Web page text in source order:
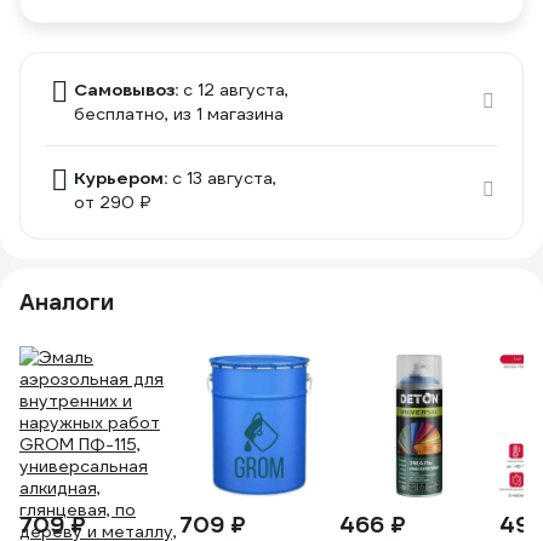
Самовывоз: c 12 августа,
бесплатно, из 1 магазина
Курьером: c 13 августа,
от 290 ₽
Аналоги
709 ₽ 709 ₽ 466 ₽